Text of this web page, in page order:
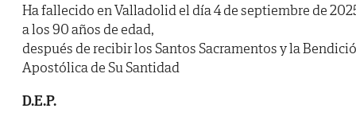
Ha fallecido en Valladolid el día 4 de septiembre de
a los 90 años de edad,
después de recibir los Santos Sacramentos y la
Apostólica de Su Santidad
D.E.P.